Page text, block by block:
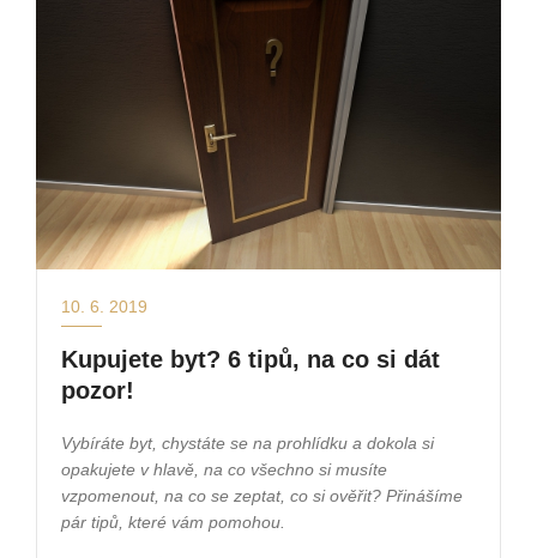
10. 6. 2019
Kupujete byt? 6 tipů, na co si dát
pozor!
Vybíráte byt, chystáte se na prohlídku a dokola si
opakujete v hlavě, na co všechno si musíte
vzpomenout, na co se zeptat, co si ověřit? Přinášíme
pár tipů, které vám pomohou.